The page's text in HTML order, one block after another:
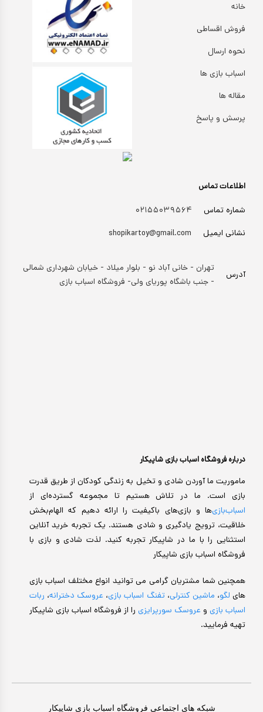
درباره فروشگاه اسباب بازی شاپیکار
ماموریت ما آوردن شادی و تخیل به زندگی کودکان از طریق قدرت
بازی است. ما در تلاش هستیم تا مجموعه گسترده‌ای از
اسباب‌بازی‌ها و بازی‌های باکیفیت را ارائه دهیم که الهام‌بخش
خلاقیت، ترویج یادگیری و شادی هستند. یک تجربه خرید آنلاین
استثنایی را با ما در شاپیکار تجربه کنید. لذت شادی و بازی با
فروشگاه اسباب بازی شاپیکار
همچنین شما مشتریان گرامی می توانید انواع مختلف اسباب بازی
های لگو، ماشین کنترلی،تفنگ اسباب بازی، عروسک دخترانه، ربات
اسباب بازی و عروسک سورپرایزی را از فروشگاه اسباب بازی شاپیکار
تهیه فرمایید.
اطلاعات تماس
شماره تماس
۰۲۱۵۵۰۳۹۵۶۴
نشانی ایمیل
shopikartoy@gmail.com
آدرس
تهران - خانی آباد نو - بلوار میلاد - خیابان شهرداری شمالی
- جنب باشگاه پوریای ولی- فروشگاه اسباب بازی
خانه
فروش اقساطی
نحوه ارسال
اسباب بازی ها
مقاله ها
پرسش و پاسخ
شبکه های اجتماعی فروشگاه اسباب بازی شاپیکار